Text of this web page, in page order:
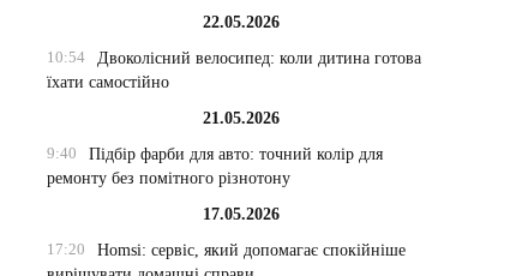
22.05.2026
10:54
Двоколісний велосипед: коли дитина готова
їхати самостійно
21.05.2026
9:40
Підбір фарби для авто: точний колір для
ремонту без помітного різнотону
17.05.2026
17:20
Homsi: сервіс, який допомагає спокійніше